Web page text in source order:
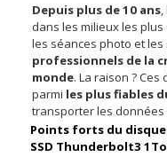
Depuis plus de 10 ans
dans les milieux les
les séances photo et
professionnels de la
monde. La raison ?
parmi les plus fiables
transporter les données
Points forts du disque
SSD Thunderbolt3